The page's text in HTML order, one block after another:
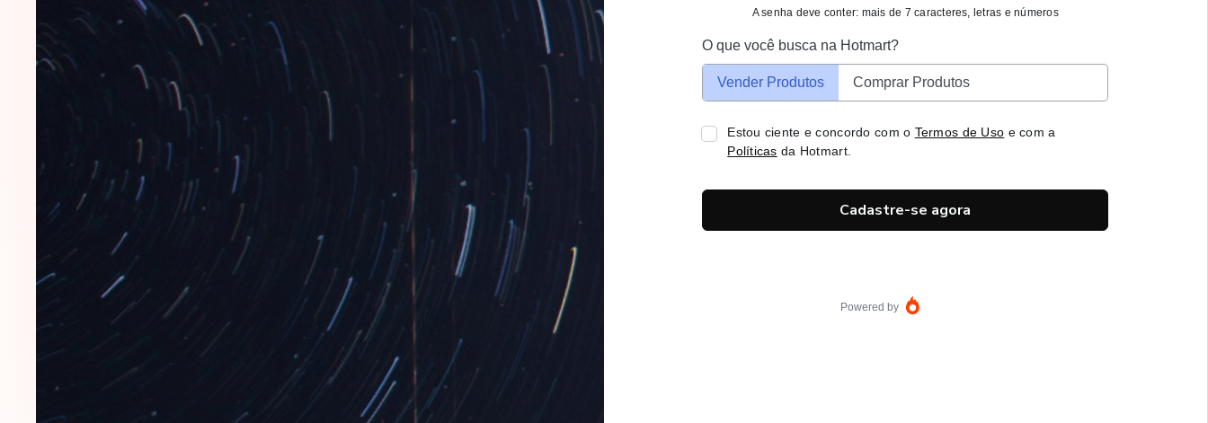
A senha deve conter: mais de 7 caracteres, letras e números
O que você busca na Hotmart?
Vender Produtos Comprar Produtos
Estou ciente e concordo com o Termos de Uso e com a
Políticas da Hotmart.
Cadastre-se agora
Powered by